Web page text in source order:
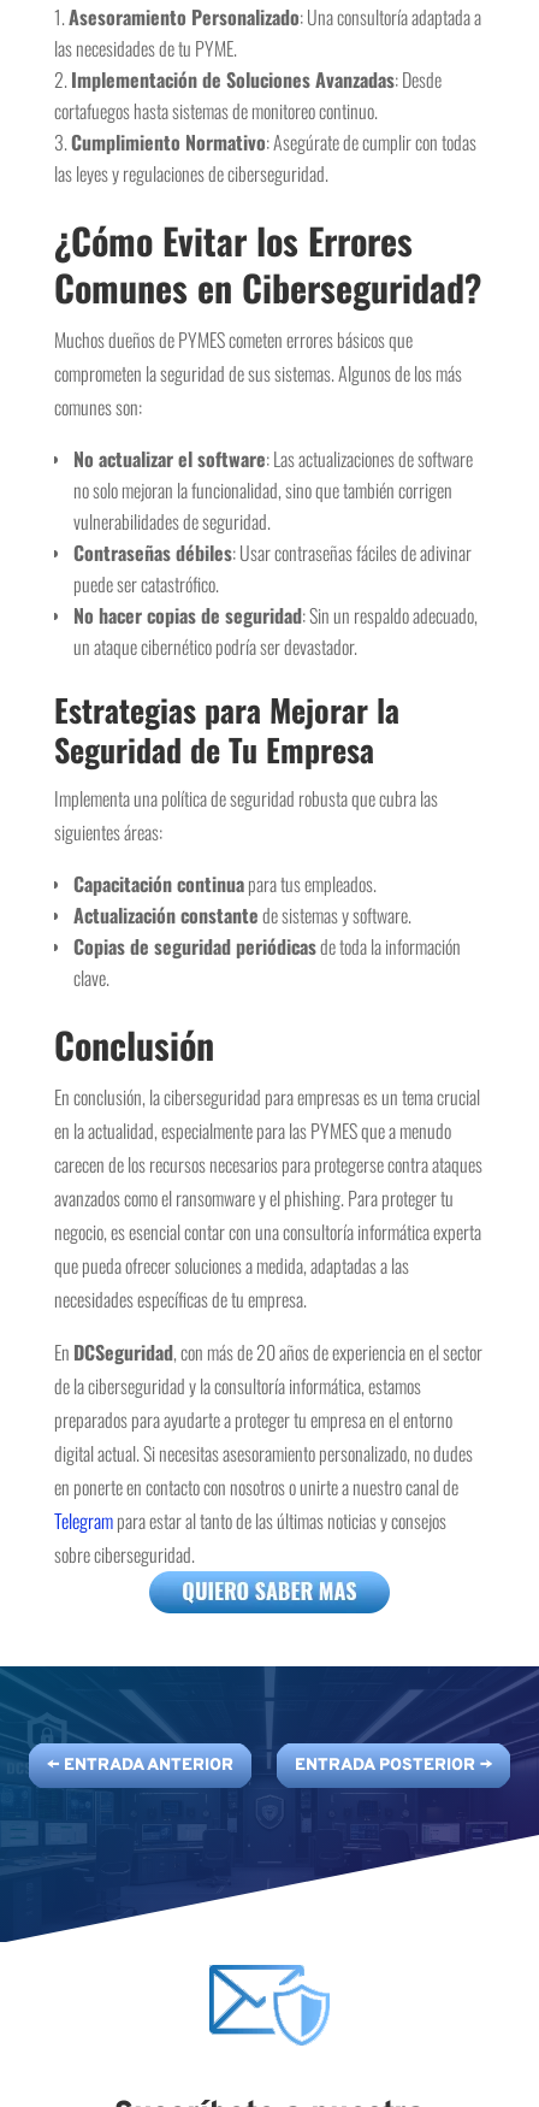
Asesoramiento Personalizado: Una consultoría adaptada a
las necesidades de tu PYME.
Implementación de Soluciones Avanzadas: Desde
cortafuegos hasta sistemas de monitoreo continuo.
Cumplimiento Normativo: Asegúrate de cumplir con todas
las leyes y regulaciones de ciberseguridad.
¿Cómo Evitar los Errores
Comunes en Ciberseguridad?
Muchos dueños de PYMES cometen errores básicos que
comprometen la seguridad de sus sistemas. Algunos de los más
comunes son:
No actualizar el software: Las actualizaciones de software
no solo mejoran la funcionalidad, sino que también corrigen
vulnerabilidades de seguridad.
Contraseñas débiles: Usar contraseñas fáciles de adivinar
puede ser catastrófico.
No hacer copias de seguridad: Sin un respaldo adecuado,
un ataque cibernético podría ser devastador.
Estrategias para Mejorar la
Seguridad de Tu Empresa
Implementa una política de seguridad robusta que cubra las
siguientes áreas:
Capacitación continuapara tus empleados.
Actualización constantede sistemas y software.
Copias de seguridad periódicasde toda la información
clave.
Conclusión
En conclusión, la ciberseguridad para empresas es un tema crucial
en la actualidad, especialmente para las PYMES que a menudo
carecen de los recursos necesarios para protegerse contra ataques
avanzados como el ransomware y el phishing. Para proteger tu
negocio, es esencial contar con una consultoría informática experta
que pueda ofrecer soluciones a medida, adaptadas a las
necesidades específicas de tu empresa.
En DCSeguridad, con más de 20 años de experiencia en el sector
de la ciberseguridad y la consultoría informática, estamos
preparados para ayudarte a proteger tu empresa en el entorno
digital actual. Si necesitas asesoramiento personalizado, no dudes
en ponerte en contacto con nosotros o unirte a nuestro canal de
Telegrampara estar al tanto de las últimas noticias y consejos
sobre ciberseguridad.
← ENTRADA ANTERIOR ENTRADA POSTERIOR→